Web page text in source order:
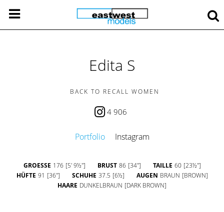
Edita S
BACK TO RECALL WOMEN
4 906
Portfolio Instagram
GROESSE 176 [5' 9½''] BRUST 86 [34''] TAILLE 60 [23½'']
HÜFTE 91 [36''] SCHUHE 37.5 [6½] AUGEN BRAUN [BROWN]
HAARE DUNKELBRAUN [DARK BROWN]